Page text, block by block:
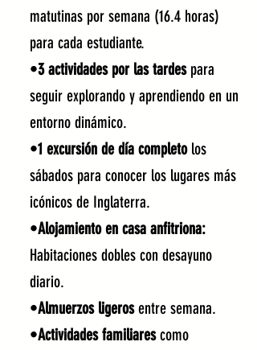
matutinas por semana (16.4 horas)
para cada estudiante.
•3 actividades por las tardespara
seguir explorando y aprendiendo en un
entorno dinámico.
•1 excursión de día completo los
sábados para conocer los lugares más
icónicos de Inglaterra.
•Alojamiento en casa anfitriona:
Habitaciones dobles con desayuno
diario.
•Almuerzos ligerosentre semana.
•Actividades familiarescomo